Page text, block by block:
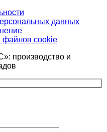
данных
файлов cookie
производство и